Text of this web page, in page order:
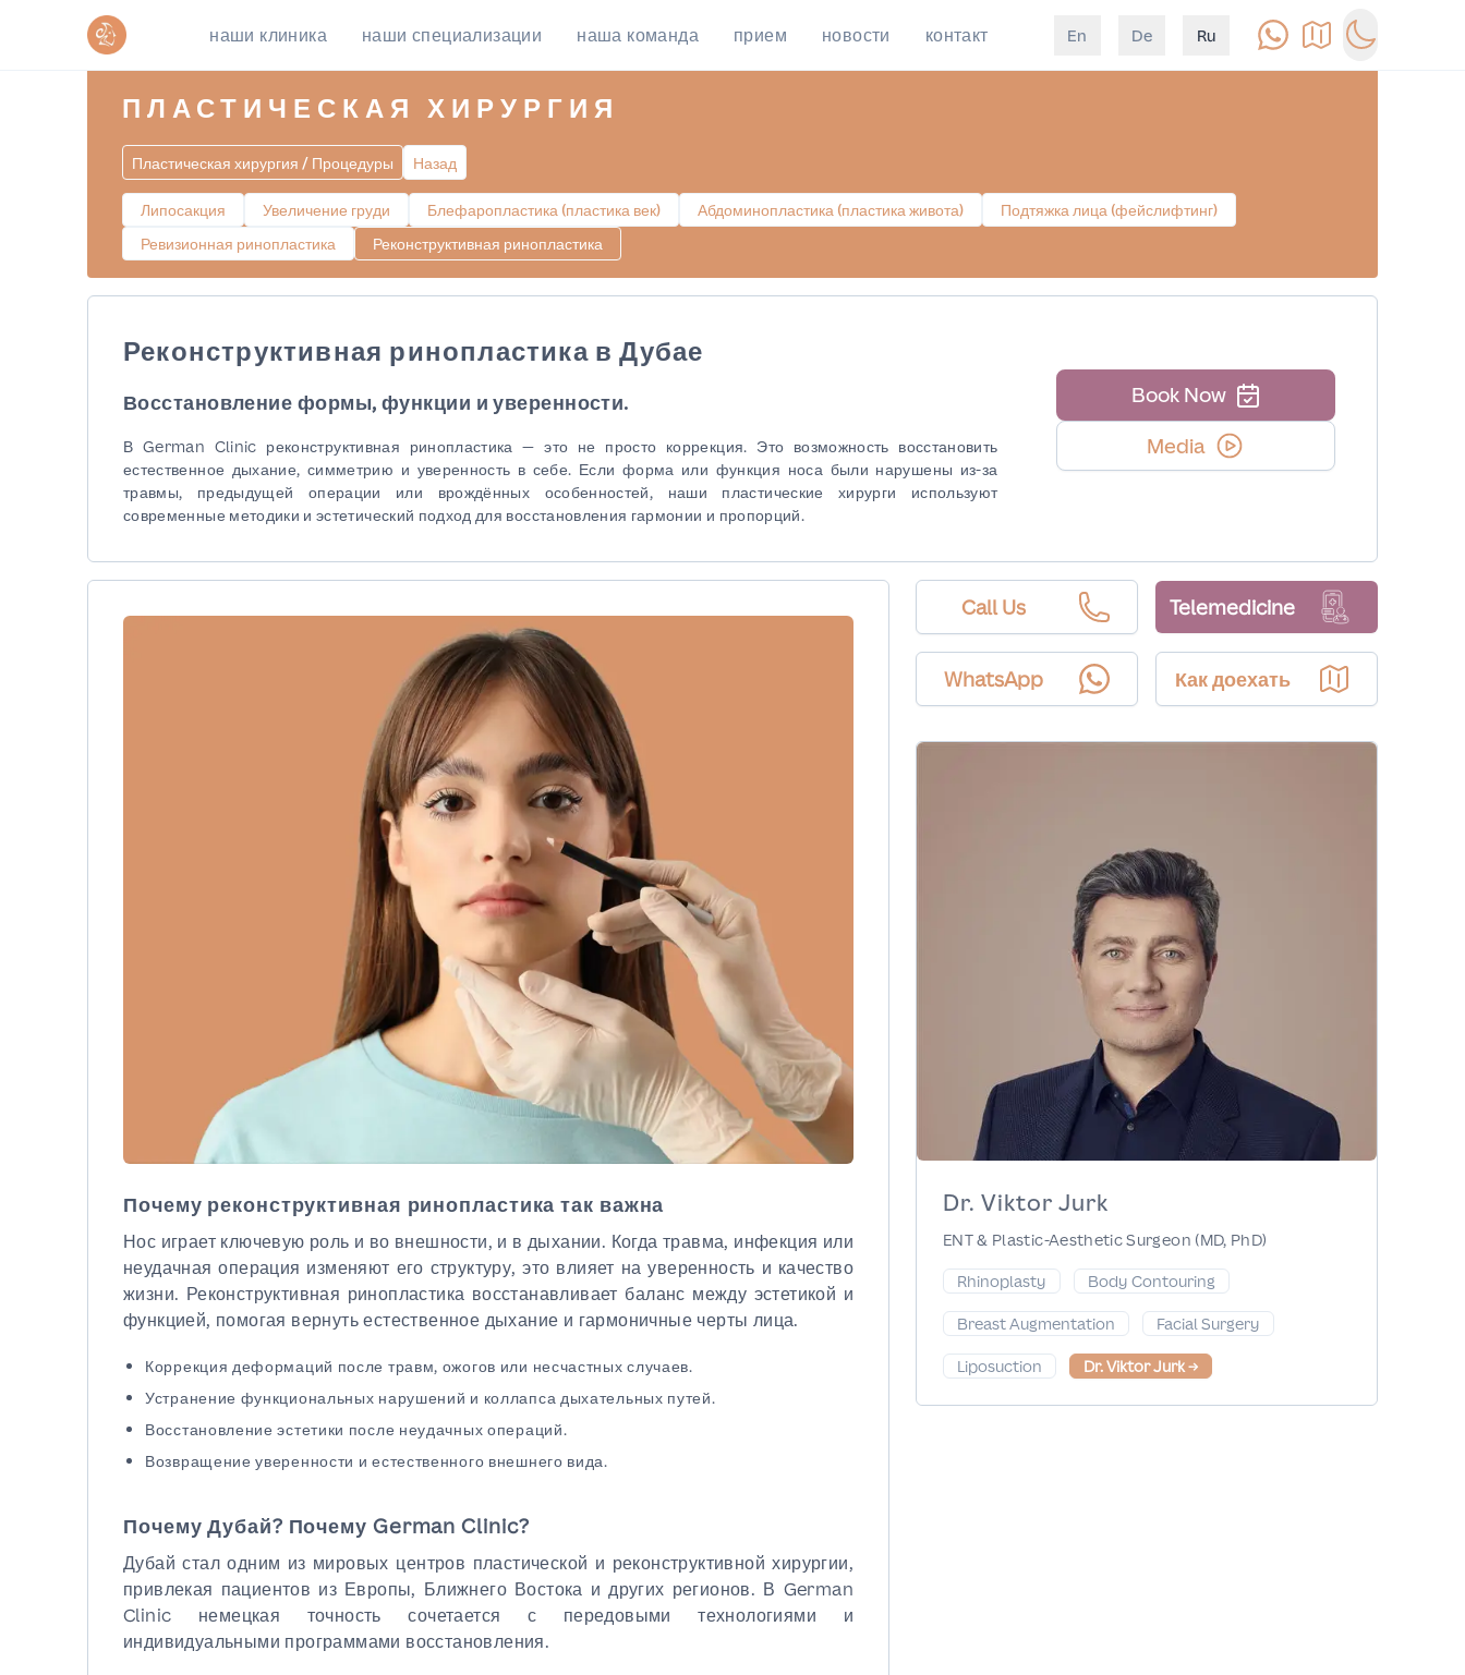
наши клиника наши специализации наша команда прием новости контакт En De Ru ПозвонитьКак доехатьSwitch to
ПЛАСТИЧЕСКАЯ ХИРУРГИЯ
Пластическая хирургия / Процедуры Назад
Липосакция Увеличение груди Блефаропластика (пластика век) Абдоминопластика (пластика живота)
Подтяжка лица (фейслифтинг)
Ревизионная ринопластика
Реконструктивная ринопластика
Реконструктивная ринопластика в Дубае
Восстановление формы, функции и уверенности.
В German Clinic реконструктивная ринопластика — это не просто коррекция. Это возможность восстановить
естественное дыхание, симметрию и уверенность в себе. Если форма или функция носа были нарушены из-за
травмы, предыдущей операции или врождённых особенностей, наши пластические хирурги используют
современные методики и эстетический подход для восстановления гармонии и пропорций.
Book Now
Media
Call Us Telemedicine
WhatsApp Как доехать
Dr. Viktor Jurk
ENT & Plastic-Aesthetic Surgeon (MD, PhD)
Rhinoplasty
Body Contouring
Breast Augmentation Facial Surgery
Liposuction Dr. Viktor Jurk→
Почему реконструктивная ринопластика так важна
Нос играет ключевую роль и во внешности, и в дыхании. Когда травма, инфекция или
неудачная операция изменяют его структуру, это влияет на уверенность и качество
жизни. Реконструктивная ринопластика восстанавливает баланс между эстетикой и
функцией, помогая вернуть естественное дыхание и гармоничные черты лица.
Коррекция деформаций после травм, ожогов или несчастных случаев.
Устранение функциональных нарушений и коллапса дыхательных путей.
Восстановление эстетики после неудачных операций.
Возвращение уверенности и естественного внешнего вида.
Почему Дубай? Почему German Clinic?
Дубай стал одним из мировых центров пластической и реконструктивной хирургии,
привлекая пациентов из Европы, Ближнего Востока и других регионов. В German
Clinic немецкая точность сочетается с передовыми технологиями и
индивидуальными программами восстановления.